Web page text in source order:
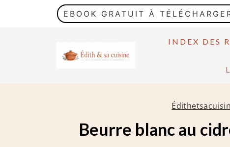
EBOOK GRATUIT À
INDEX DES
Beurre blanc au